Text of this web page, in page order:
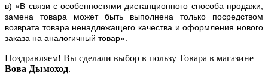
в) «В связи с особенностями дистанционного способа продажи,
замена товара может быть выполнена только посредством
возврата товара ненадлежащего качества и оформления нового
заказа на аналогичный товар».
Поздравляем! Вы сделали выбор в пользу Товара в магазине
Вова Дымоход.